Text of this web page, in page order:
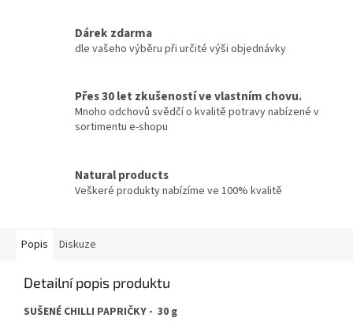
Dárek zdarma
dle vašeho výběru při určité výši objednávky
Přes 30 let zkušeností ve vlastním chovu.
Mnoho odchovů svědčí o kvalitě potravy nabízené v
sortimentu e-shopu
Natural products
Veškeré produkty nabízíme ve 100% kvalitě
Popis Diskuze
Detailní popis produktu
SUŠENÉ CHILLI PAPRIČKY - 30 g